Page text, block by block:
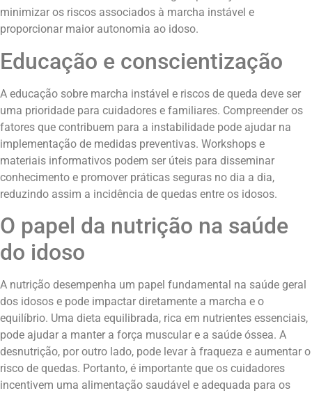
minimizar os riscos associados à marcha instável e
proporcionar maior autonomia ao idoso.
Educação e conscientização
A educação sobre marcha instável e riscos de queda deve ser
uma prioridade para cuidadores e familiares. Compreender os
fatores que contribuem para a instabilidade pode ajudar na
implementação de medidas preventivas. Workshops e
materiais informativos podem ser úteis para disseminar
conhecimento e promover práticas seguras no dia a dia,
reduzindo assim a incidência de quedas entre os idosos.
O papel da nutrição na saúde
do idoso
A nutrição desempenha um papel fundamental na saúde geral
dos idosos e pode impactar diretamente a marcha e o
equilíbrio. Uma dieta equilibrada, rica em nutrientes essenciais,
pode ajudar a manter a força muscular e a saúde óssea. A
desnutrição, por outro lado, pode levar à fraqueza e aumentar o
risco de quedas. Portanto, é importante que os cuidadores
incentivem uma alimentação saudável e adequada para os